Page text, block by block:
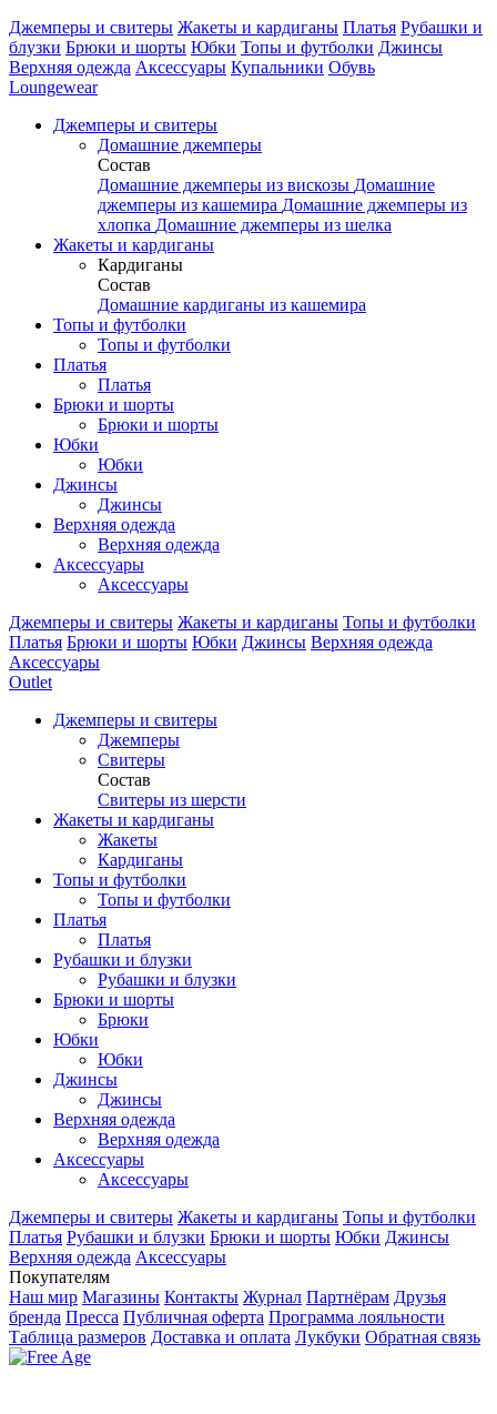
Джемперы и свитеры Жакеты и кардиганы Платья Рубашки и
блузки Брюки и шорты Юбки Топы и футболки Джинсы
Верхняя одежда Аксесcуары Купальники Обувь
Loungewear
Джемперы и свитеры
Домашние джемперы
Состав
Домашние джемперы из вискозы Домашние
джемперы из кашемира Домашние джемперы из
хлопка Домашние джемперы из шелка
Жакеты и кардиганы
Кардиганы
Состав
Домашние кардиганы из кашемира
Топы и футболки
Топы и футболки
Платья
Платья
Брюки и шорты
Брюки и шорты
Юбки
Юбки
Джинсы
Джинсы
Верхняя одежда
Верхняя одежда
Аксессуары
Аксессуары
Джемперы и свитеры Жакеты и кардиганы Топы и футболки
Платья Брюки и шорты Юбки Джинсы Верхняя одежда
Аксессуары
Outlet
Джемперы и свитеры
Джемперы
Свитеры
Состав
Свитеры из шерсти
Жакеты и кардиганы
Жакеты
Кардиганы
Топы и футболки
Топы и футболки
Платья
Платья
Рубашки и блузки
Рубашки и блузки
Брюки и шорты
Брюки
Юбки
Юбки
Джинсы
Джинсы
Верхняя одежда
Верхняя одежда
Аксесcуары
Аксесcуары
Джемперы и свитеры Жакеты и кардиганы Топы и футболки
Платья Рубашки и блузки Брюки и шорты Юбки Джинсы
Верхняя одежда Аксесcуары
Покупателям
Наш мир Магазины Контакты Журнал Партнёрам Друзья
бренда Пресса Публичная оферта Программа лояльности
Таблица размеров Доставка и оплата Лукбуки Обратная связь